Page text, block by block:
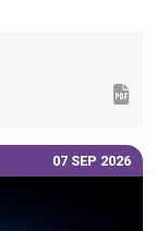
07 SEP 2026